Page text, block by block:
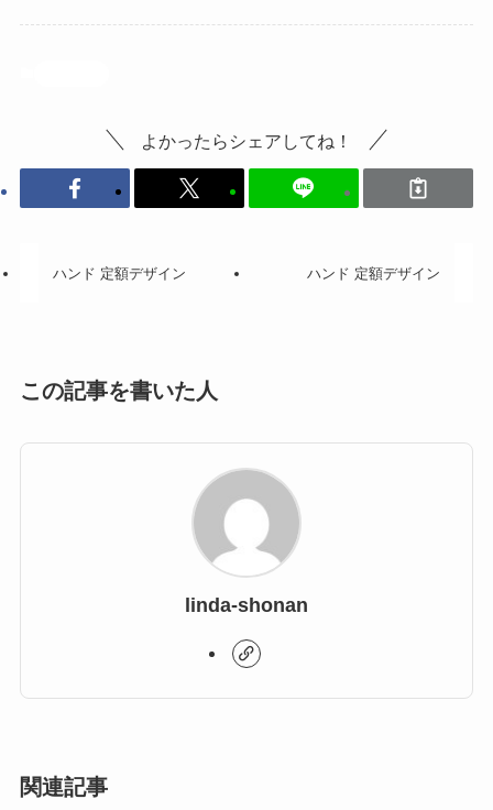
よかったらシェアしてね！
ハンド 定額デザイン ハンド 定額デザイン
この記事を書いた人
linda-shonan
関連記事